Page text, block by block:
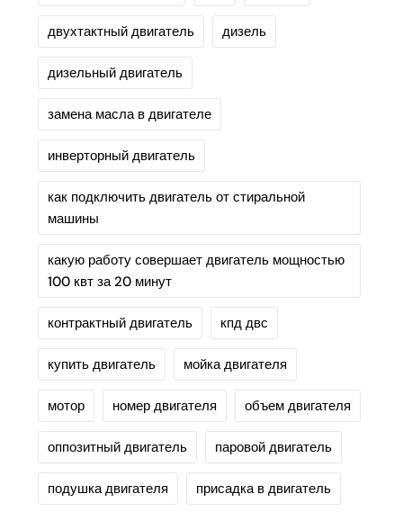
двухтактный двигатель дизель
дизельный двигатель
замена масла в двигателе
инверторный двигатель
как подключить двигатель от стиральной
машины
какую работу совершает двигатель мощностью
100 квт за 20 минут
контрактный двигатель кпд двс
купить двигатель мойка двигателя
мотор номер двигателя объем двигателя
оппозитный двигатель паровой двигатель
подушка двигателя присадка в двигатель